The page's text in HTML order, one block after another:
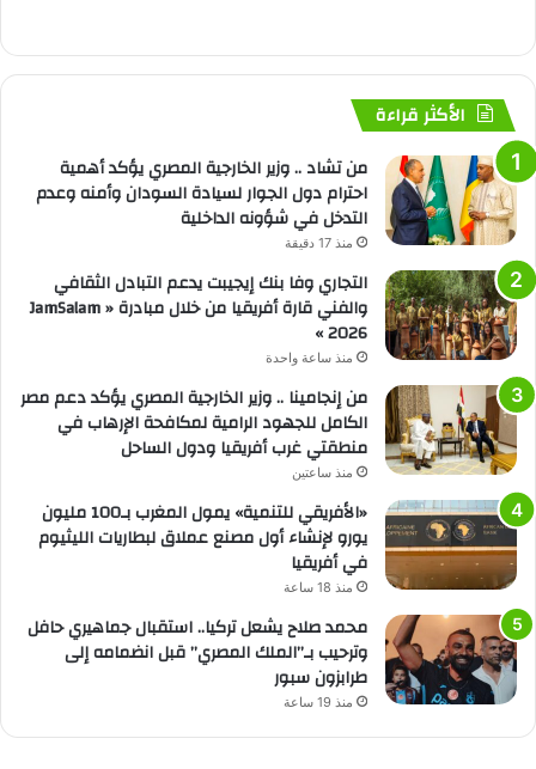
الأكثر قراءة
من تشاد .. وزير الخارجية المصري يؤكد أهمية
احترام دول الجوار لسيادة السودان وأمنه وعدم
التدخل في شؤونه الداخلية
منذ 17 دقيقة
التجاري وفا بنك إيجيبت يدعم التبادل الثقافي
والفني قارة أفريقيا من خلال مبادرة « JamSalam
2026 »
منذ ساعة واحدة
من إنجامينا .. وزير الخارجية المصري يؤكد دعم مصر
الكامل للجهود الرامية لمكافحة الإرهاب في
منطقتي غرب أفريقيا ودول الساحل
منذ ساعتين
«الأفريقي للتنمية» يمول المغرب بـ100 مليون
يورو لإنشاء أول مصنع عملاق لبطاريات الليثيوم
في أفريقيا
منذ 18 ساعة
محمد صلاح يشعل تركيا.. استقبال جماهيري حافل
وترحيب بـ”الملك المصري” قبل انضمامه إلى
طرابزون سبور
منذ 19 ساعة